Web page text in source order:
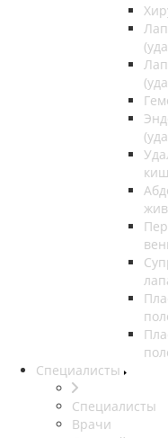
Специалисты
Специалисты
Врачи